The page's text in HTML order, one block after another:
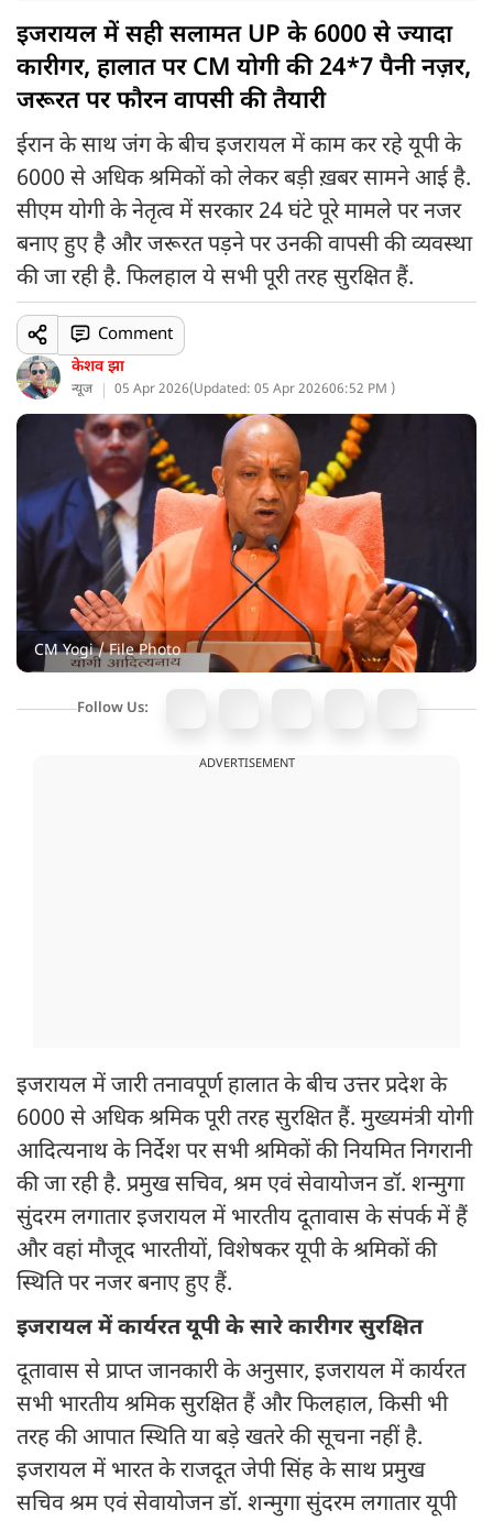
इजरायल में सही सलामत UP के 6000 से ज्यादा
कारीगर, हालात पर CM योगी की 24*7 पैनी नज़र,
जरूरत पर फौरन वापसी की तैयारी
ईरान के साथ जंग के बीच इजरायल में काम कर रहे यूपी के
6000 से अधिक श्रमिकों को लेकर बड़ी ख़बर सामने आई है.
सीएम योगी के नेतृत्व में सरकार 24 घंटे पूरे मामले पर नजर
बनाए हुए है और जरूरत पड़ने पर उनकी वापसी की व्यवस्था
की जा रही है. फिलहाल ये सभी पूरी तरह सुरक्षित हैं.
केशव झा
न्यूज 05 Apr 2026(Updated: 05 Apr 202606:52 PM )
Comment
CM Yogi / File Photo
Follow Us:
ADVERTISEMENT
इजरायल में जारी तनावपूर्ण हालात के बीच उत्तर प्रदेश के
6000 से अधिक श्रमिक पूरी तरह सुरक्षित हैं. मुख्यमंत्री योगी
आदित्यनाथ के निर्देश पर सभी श्रमिकों की नियमित निगरानी
की जा रही है. प्रमुख सचिव, श्रम एवं सेवायोजन डॉ. शन्मुगा
सुंदरम लगातार इजरायल में भारतीय दूतावास के संपर्क में हैं
और वहां मौजूद भारतीयों, विशेषकर यूपी के श्रमिकों की
स्थिति पर नजर बनाए हुए हैं.
इजरायल में कार्यरत यूपी के सारे कारीगर सुरक्षित
दूतावास से प्राप्त जानकारी के अनुसार, इजरायल में कार्यरत
सभी भारतीय श्रमिक सुरक्षित हैं और फिलहाल, किसी भी
तरह की आपात स्थिति या बड़े खतरे की सूचना नहीं है.
इजरायल में भारत के राजदूत जेपी सिंह के साथ प्रमुख
सचिव श्रम एवं सेवायोजन डॉ. शन्मुगा सुंदरम लगातार यूपी